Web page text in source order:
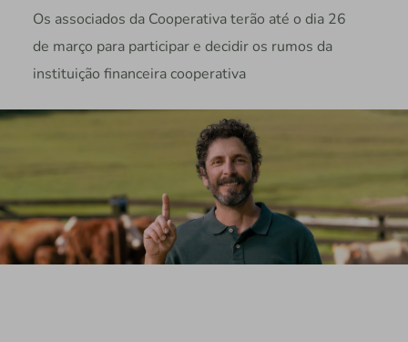
Os associados da Cooperativa terão até o dia 26
de março para participar e decidir os rumos da
instituição financeira cooperativa